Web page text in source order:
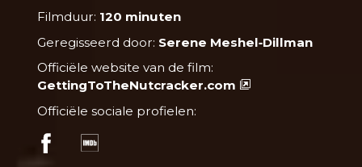
Filmduur: 120 minuten
Geregisseerd door: Serene Meshel‑Dillman
Officiële website van de film:
GettingToTheNutcracker.com
Officiële sociale profielen: